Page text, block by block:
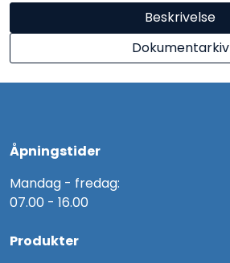
Beskrivelse
Dokumentarkiv
Åpningstider
Mandag - fredag:
07.00 - 16.00
Produkter
Sluttsalg